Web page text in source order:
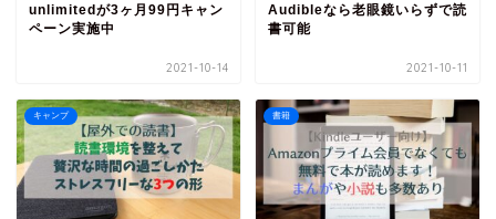
unlimitedが3ヶ月99円キャン
ペーン実施中
2021-10-14
Audibleなら老眼鏡いらずで読
書可能
2021-10-11
キャンプ 書籍